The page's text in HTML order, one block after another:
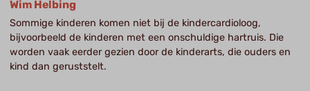
Wim Helbing
Sommige kinderen komen niet bij de kindercardioloog,
bijvoorbeeld de kinderen met een onschuldige hartruis. Die
worden vaak eerder gezien door de kinderarts, die ouders en
kind dan geruststelt.